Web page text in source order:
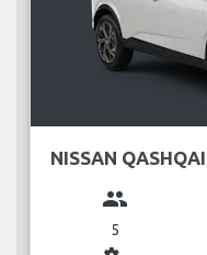
NISSAN QASHQAI
group
5